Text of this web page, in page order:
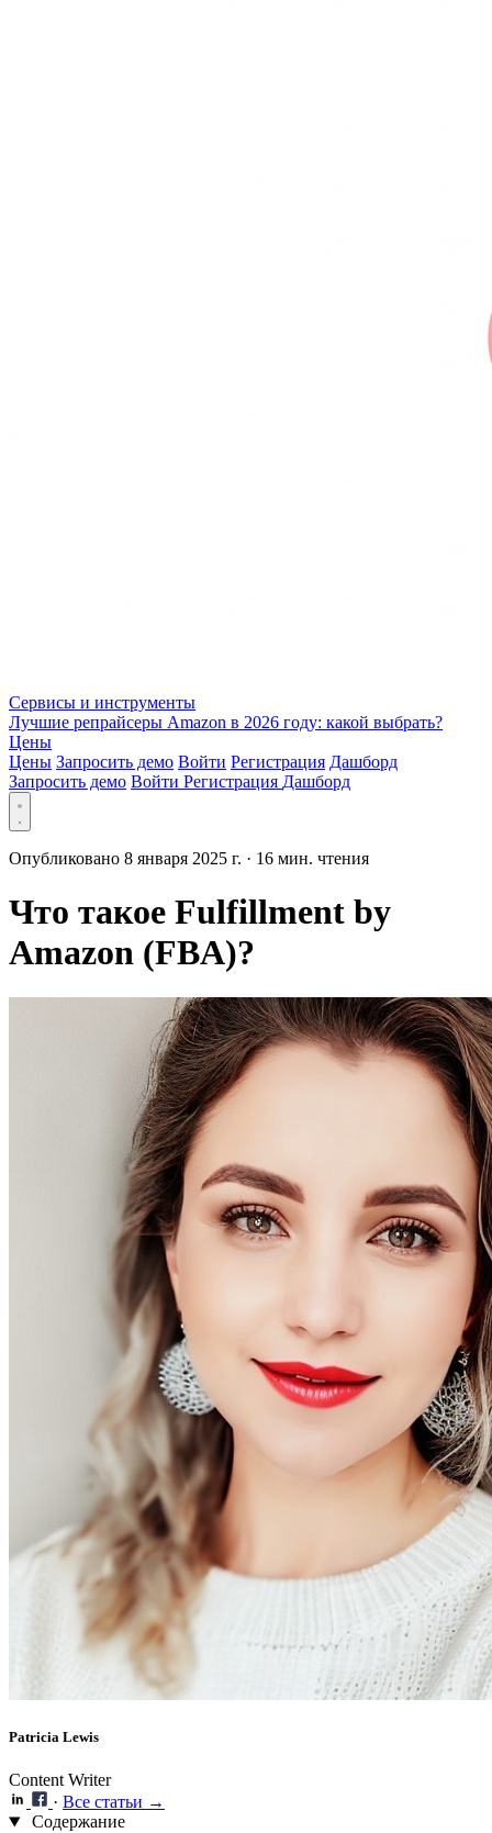
Сервисы и инструменты
Лучшие репрайсеры Amazon в 2026 году: какой выбрать?
Цены
Цены Запросить демо Войти Регистрация Дашборд
Запросить демо Войти Регистрация Дашборд
Опубликовано 8 января 2025 г. · 16 мин. чтения
Что такое Fulfillment by
Amazon (FBA)?
Patricia Lewis
Content Writer
· Все статьи →
Содержание